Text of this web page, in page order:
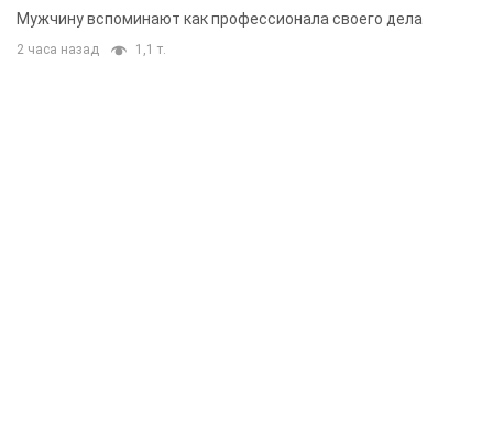
Мужчину вспоминают как профессионала своего дела
2 часа назад 1,1 т.